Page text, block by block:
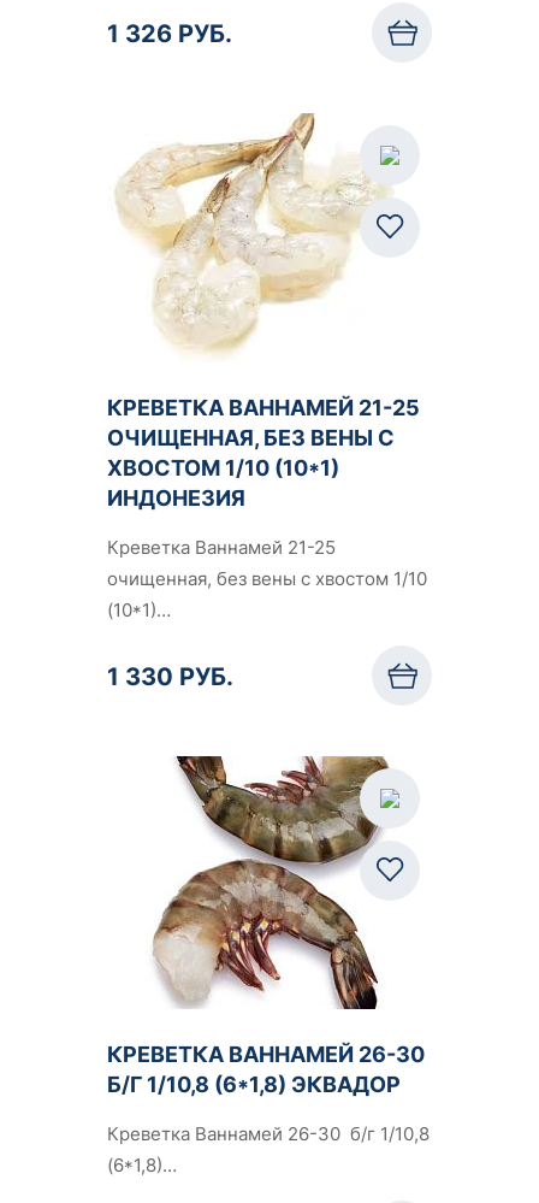
1 326 РУБ.
КРЕВЕТКА ВАННАМЕЙ 21-25
ОЧИЩЕННАЯ, БЕЗ ВЕНЫ С
ХВОСТОМ 1/10 (10*1)
ИНДОНЕЗИЯ
Креветка Ваннамей 21-25
очищенная, без вены с хвостом 1/10
(10*1)…
1 330 РУБ.
КРЕВЕТКА ВАННАМЕЙ 26-30
Б/Г 1/10,8 (6*1,8) ЭКВАДОР
Креветка Ваннамей 26-30 б/г 1/10,8
(6*1,8)…